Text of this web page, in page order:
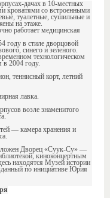
дачах в 10-местных
кроватями со встроенными
туалетные, сушильные и
на этаже.
работает медицинская
году в стиле дворцовой
синего и зеленого.
технологическом
в 2004 году.
теннисный корт, летний
лавка.
возле знаменитого
— камера хранения и
Дворец «Суук-Су» —
киноконцертным
находятся Музей истории
по инициативе Юрия